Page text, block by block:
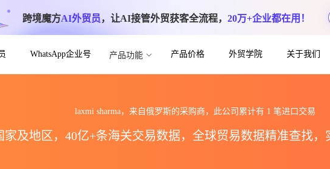
跨境魔方AI外贸员，让AI接管外贸获客全流程， 20万+企业都在用！
WhatsApp企业号 产品功能 产品价格 外贸学院 关于我们
laxmi sharma，来自俄罗斯的采购商，此公司累计有 1 笔进口交易
家及地区，40亿+条海关交易数据，全球贸易数据精准查找